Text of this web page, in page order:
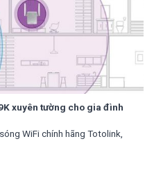
xuyên tường cho gia đình
WiFi chính hãng Totolink,